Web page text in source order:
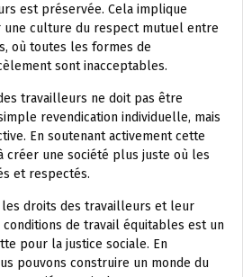
est préservée. Cela implique
une culture du respect mutuel entre
où toutes les formes de
sont inacceptables.
travailleurs ne doit pas être
revendication individuelle, mais
En soutenant activement cette
créer une société plus juste où les
et respectés.
les droits des travailleurs et leur
de travail équitables est un
pour la justice sociale. En
pouvons construire un monde du